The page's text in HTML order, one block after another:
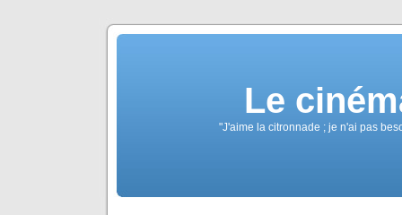
Le
"J'aime la citronnade ; je n'ai pas